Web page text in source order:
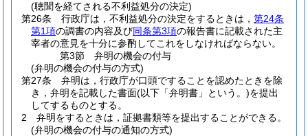
(聴聞を経てされる不利益処分の決定)
第26条
行政庁は，不利益処分の決定をするときは， 第24条
第1項の調書の内容及び同条第3項の報告書に記載された主
宰者の意見を十分に参酌してこれをしなければならない。
第3節
弁明の機会の付与
(弁明の機会の付与の方式)
第27条
弁明は，行政庁が口頭ですることを認めたときを除
き，弁明を記載した書面(以下「弁明書」という。)を提出
してするものとする。
2
弁明をするときは，証拠書類等を提出することができる。
(弁明の機会の付与の通知の方式)